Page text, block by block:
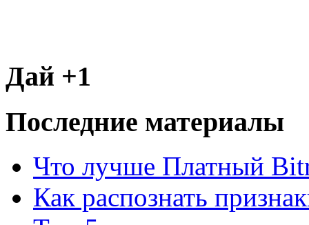
Дай +1
Последние материалы
Что лучше Платный
Как распознать